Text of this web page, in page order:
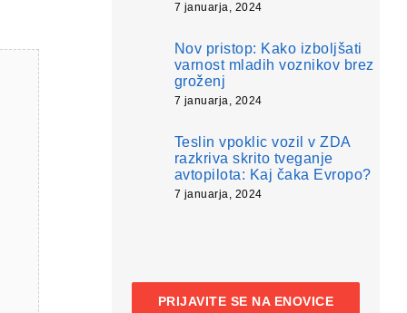
7 januarja, 2024
Nov pristop: Kako izboljšati
varnost mladih voznikov brez
groženj
7 januarja, 2024
Teslin vpoklic vozil v ZDA
razkriva skrito tveganje
avtopilota: Kaj čaka Evropo?
7 januarja, 2024
PRIJAVITE SE NA ENOVICE